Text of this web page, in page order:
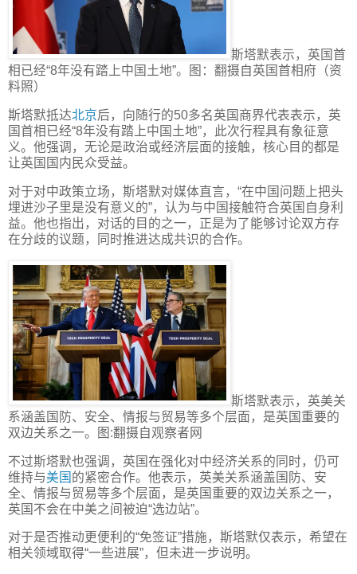
斯塔默表示，英国首
相已经“8年没有踏上中国土地”。图：翻摄自英国首相府（资
料照）
斯塔默抵达北京后，向随行的50多名英国商界代表表示，英
国首相已经“8年没有踏上中国土地”，此次行程具有象征意
义。他强调，无论是政治或经济层面的接触，核心目的都是
让英国国内民众受益。
对于对中政策立场，斯塔默对媒体直言，“在中国问题上把头
埋进沙子里是没有意义的”，认为与中国接触符合英国自身利
益。他也指出，对话的目的之一，正是为了能够讨论双方存
在分歧的议题，同时推进达成共识的合作。
斯塔默表示，英美关
系涵盖国防、安全、情报与贸易等多个层面，是英国重要的
双边关系之一。图:翻摄自观察者网
不过斯塔默也强调，英国在强化对中经济关系的同时，仍可
维持与美国 的紧密合作。他表示，英美关系涵盖国防、安
全、情报与贸易等多个层面，是英国重要的双边关系之一，
英国不会在中美之间被迫“选边站”。
对于是否推动更便利的“免签证”措施，斯塔默仅表示，希望在
相关领域取得“一些进展”，但未进一步说明。